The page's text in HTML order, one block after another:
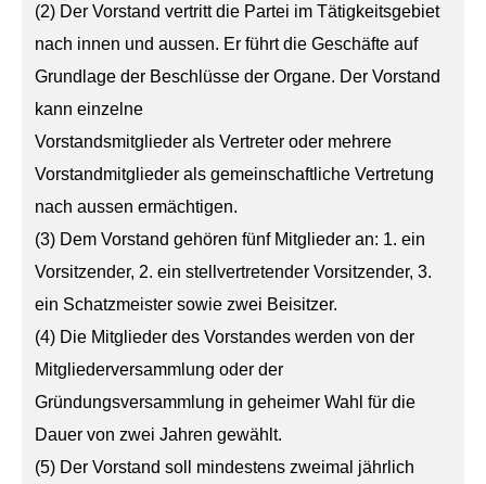
(2) Der Vorstand vertritt die Partei im Tätigkeitsgebiet
nach innen und aussen. Er führt die Geschäfte auf
Grundlage der Beschlüsse der Organe. Der Vorstand
kann einzelne
Vorstandsmitglieder als Vertreter oder mehrere
Vorstandmitglieder als gemeinschaftliche Vertretung
nach aussen ermächtigen.
(3) Dem Vorstand gehören fünf Mitglieder an: 1. ein
Vorsitzender, 2. ein stellvertretender Vorsitzender, 3.
ein Schatzmeister sowie zwei Beisitzer.
(4) Die Mitglieder des Vorstandes werden von der
Mitgliederversammlung oder der
Gründungsversammlung in geheimer Wahl für die
Dauer von zwei Jahren gewählt.
(5) Der Vorstand soll mindestens zweimal jährlich